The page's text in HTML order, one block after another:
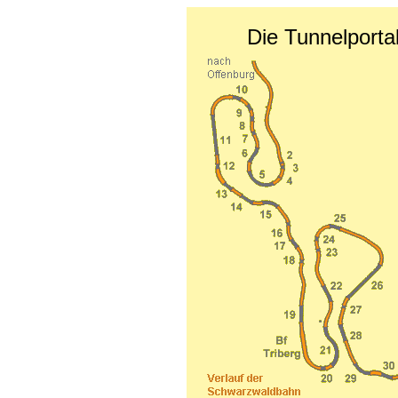
Die